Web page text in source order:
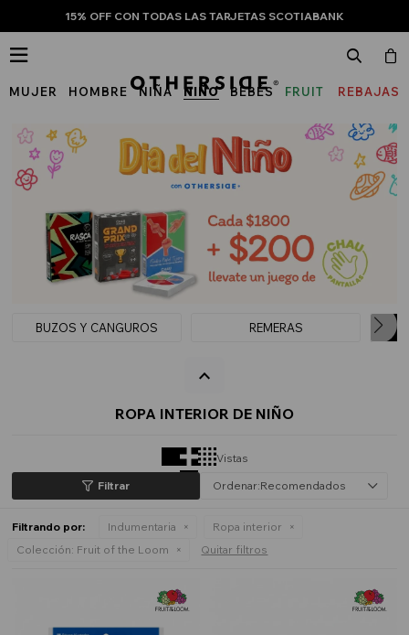
15% OFF CON TODAS LAS TARJETAS SCOTIABANK
MUJER HOMBRE NIÑA NIÑO BEBÉS
FRUIT
THE
LOOM
REBAJAS

BUZOS Y CANGUROS REMERAS
ROPA INTERIOR DE NIÑO
Vistas
Recomendados
Filtrando por: Indumentaria
Ropa interior
Colección: Fruit of the Loom Quitar filtros